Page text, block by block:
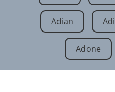
Adian
Adone